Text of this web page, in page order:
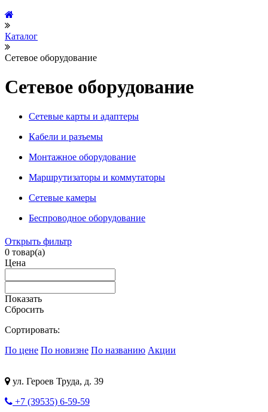
Каталог
Сетевое оборудование
Сетевое оборудование
Сетевые карты и адаптеры
Кабели и разъемы
Монтажное оборудование
Маршрутизаторы и коммутаторы
Сетевые камеры
Беспроводное оборудование
Открыть фильтр
0 товар(а)
Цена
Показать
Сбросить
Сортировать:
По цене По новизне По названию Акции
ул. Героев Труда, д. 39
+7 (39535) 6-59-59